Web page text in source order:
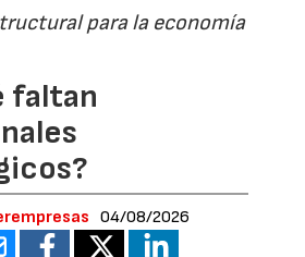
para la economía
faltan
04/08/2026